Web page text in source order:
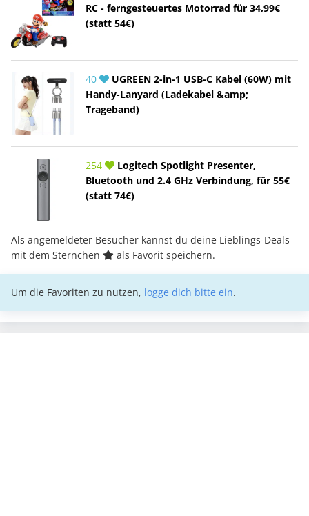
RC - ferngesteuertes Motorrad für 34,99€
(statt 54€)
40
UGREEN 2-in-1 USB-C Kabel (60W) mit
Handy-Lanyard (Ladekabel &amp;
Trageband)
254
Logitech Spotlight Presenter,
Bluetooth und 2.4 GHz Verbindung, für 55€
(statt 74€)
Als angemeldeter Besucher kannst du deine Lieblings-Deals
mit dem Sternchen
als Favorit speichern.
Um die Favoriten zu nutzen, logge dich bitte ein.